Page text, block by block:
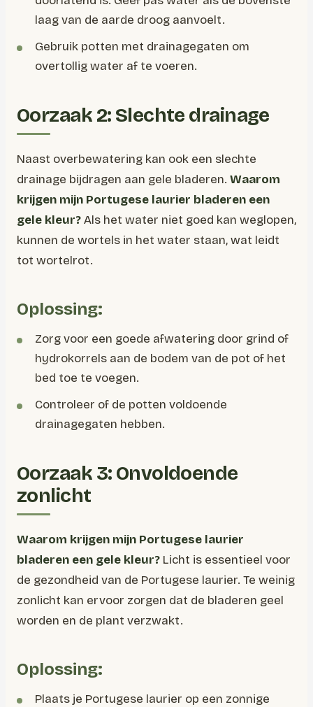
laag van de aarde droog aanvoelt.
Gebruik potten met drainagegaten om
overtollig water af te voeren.
Oorzaak 2: Slechte drainage
Naast overbewatering kan ook een slechte
drainage bijdragen aan gele bladeren. Waarom
krijgen mijn Portugese laurier bladeren een
gele kleur?Als het water niet goed kan weglopen,
kunnen de wortels in het water staan, wat leidt
tot wortelrot.
Oplossing:
Zorg voor een goede afwatering door grind of
hydrokorrels aan de bodem van de pot of het
bed toe te voegen.
Controleer of de potten voldoende
drainagegaten hebben.
Oorzaak 3: Onvoldoende
zonlicht
Waarom krijgen mijn Portugese laurier
bladeren een gele kleur? Licht is essentieel voor
de gezondheid van de Portugese laurier. Te weinig
zonlicht kan ervoor zorgen dat de bladeren geel
worden en de plant verzwakt.
Oplossing:
Plaats je Portugese laurier op een zonnige